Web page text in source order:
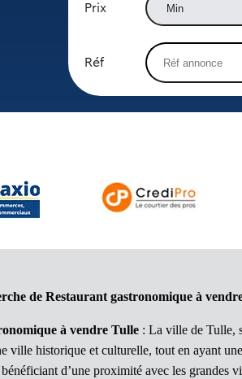
Prix
Réf
de Restaurant gastronomique à
à vendre Tulle : La ville de Tulle,
ville historique et culturelle, tout en ayant
d’une proximité avec les grandes